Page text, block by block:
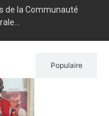
de la Communauté
Populaire